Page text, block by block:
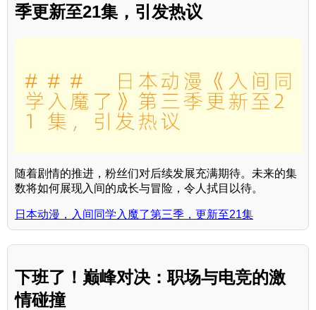
季更新至21集，引发热议
随着剧情的推进，粉丝们对后续发展充满期待。未来的集
数将如何展现入间的成长与冒险，令人拭目以待。
日本动漫，入间同学入魔了第三季，更新至21集
下班了！巅峰对决：职场与电竞的激
情碰撞